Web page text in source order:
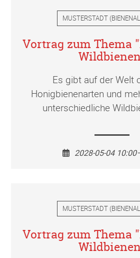
MUSTERSTADT (
Vortrag zum Thema
Es gibt auf der Welt
Honigbienenarten und
unterschiedliche
2028-05-04
MUSTERSTADT (
Vortrag zum Thema